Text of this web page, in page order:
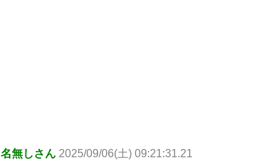
名無しさん 2025/09/06(土) 09:21:31.21